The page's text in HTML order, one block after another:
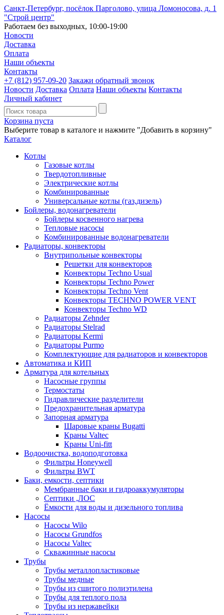
Санкт-Петербург, посёлок Парголово, улица Ломоносова, д. 1
"Строй центр"
Работаем без выходных, 10:00-19:00
Новости
Доставка
Оплата
Наши объекты
Контакты
+7 (812) 957-09-20 Закажи обратный звонок
Новости Доставка Оплата Наши объекты Контакты
Личный кабинет
Корзина пуста
Выберите товар в каталоге и нажмите "Добавить в корзину"
Каталог
Котлы
Газовые котлы
Твердотопливные
Электрические котлы
Комбинированные
Универсальные котлы (газ,дизель)
Бойлеры, водонагреватели
Бойлеры косвенного нагрева
Тепловые насосы
Комбинированные водонагреватели
Радиаторы, конвекторы
Внутрипольные конвекторы
Решетки для конвекторов
Конвекторы Techno Usual
Конвекторы Techno Power
Конвекторы Techno Vent
Конвекторы TECHNO POWER VENT
Конвекторы Techno WD
Радиаторы Zehnder
Радиаторы Stelrad
Радиаторы Kermi
Радиаторы Purmo
Комплектующие для радиаторов и конвекторов
Автоматика и КИП
Арматура для котельных
Насосные группы
Термостаты
Гидравлические разделители
Предохранительная арматура
Запорная арматура
Шаровые краны Bugatti
Краны Valtec
Краны Uni-fitt
Водоочистка, водоподготовка
Фильтры Honeywell
Фильтры BWT
Баки, емкости, септики
Мембранные баки и гидроаккумуляторы
Септики ,ЛОС
Ёмкости для воды и дизельного топлива
Насосы
Насосы Wilo
Насосы Grundfos
Насосы Valtec
Скважинные насосы
Трубы
Трубы металлопластиковые
Трубы медные
Трубы из сшитого полиэтилена
Трубы для теплого пола
Трубы из нержавейки